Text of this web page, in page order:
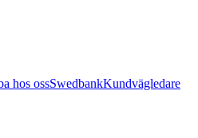
hos ossSwedbankKundvägledare